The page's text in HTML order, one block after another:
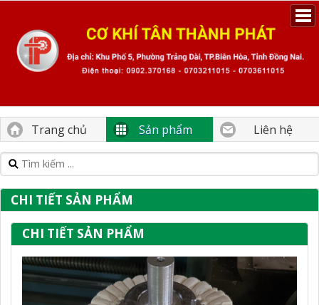
Trang chủ Sản phẩm Liên hệ
CHI TIẾT SẢN PHẨM
CHI TIẾT SẢN PHẨM